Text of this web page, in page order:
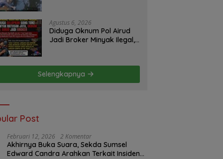
Pemerintah dan
Perusahaan
Agustus 6, 2026
Diduga Oknum Pol Airud
Jadi Broker Minyak Ilegal,
Selengkapnya
Post
Februari 12, 2026 2 Komentar
Akhirnya Buka Suara, Sekda Sumsel
Edward Candra Arahkan Terkait Insiden